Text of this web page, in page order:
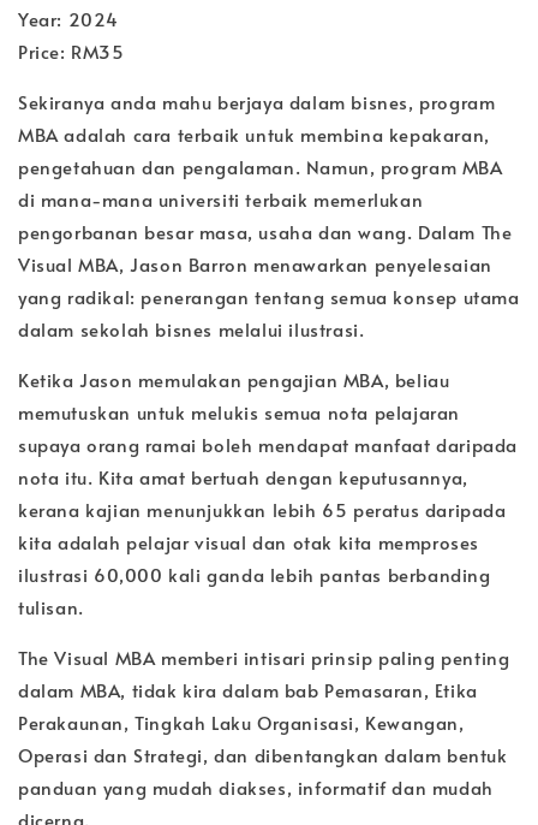
Year: 2024
Price: RM35
Sekiranya anda mahu berjaya dalam bisnes, program
MBA adalah cara terbaik untuk membina kepakaran,
pengetahuan dan pengalaman. Namun, program MBA
di mana-mana universiti terbaik memerlukan
pengorbanan besar masa, usaha dan wang. Dalam The
Visual MBA, Jason Barron menawarkan penyelesaian
yang radikal: penerangan tentang semua konsep utama
dalam sekolah bisnes melalui ilustrasi.
Ketika Jason memulakan pengajian MBA, beliau
memutuskan untuk melukis semua nota pelajaran
supaya orang ramai boleh mendapat manfaat daripada
nota itu. Kita amat bertuah dengan keputusannya,
kerana kajian menunjukkan lebih 65 peratus daripada
kita adalah pelajar visual dan otak kita memproses
ilustrasi 60,000 kali ganda lebih pantas berbanding
tulisan.
The Visual MBA memberi intisari prinsip paling penting
dalam MBA, tidak kira dalam bab Pemasaran, Etika
Perakaunan, Tingkah Laku Organisasi, Kewangan,
Operasi dan Strategi, dan dibentangkan dalam bentuk
panduan yang mudah diakses, informatif dan mudah
dicerna.